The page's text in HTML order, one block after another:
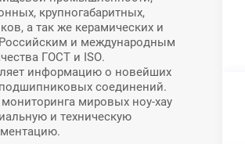
крупногабаритных,
а так же керамических и
и международным
ГОСТ и ISO.
информацию о новейших
подшипниковых соединений.
мировых ноу-хау
и техническую